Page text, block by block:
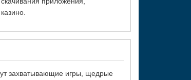
захватывающие игры, щедрые